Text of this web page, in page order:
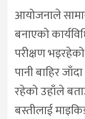
आयोजनाले
बनाएको
परीक्षण
पानी बाहिर
रहेको उहाँले
बस्तीलाई